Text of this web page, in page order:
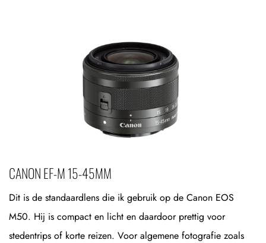
CANON EF-M 15-45MM
Dit is de standaardlens die ik gebruik op de Canon EOS
M50. Hij is compact en licht en daardoor prettig voor
stedentrips of korte reizen. Voor algemene fotografie zoals